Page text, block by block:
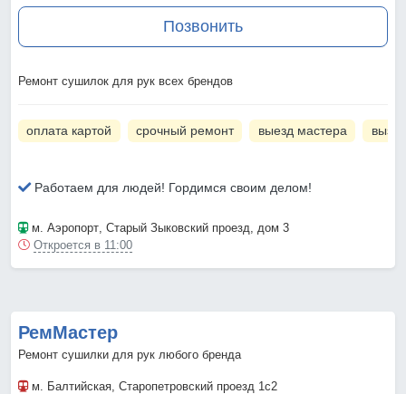
Позвонить
Ремонт сушилок для рук всех брендов
оплата картой срочный ремонт выезд мастера
Работаем для людей! Гордимся своим делом!
м. Аэропорт , Старый Зыковский проезд, дом 3
Откроется в 11:00
РемМастер
Ремонт сушилки для рук любого бренда
м. Балтийская , Старопетровский проезд 1с2